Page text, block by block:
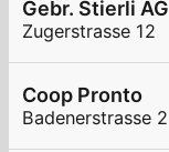
Gebr. Stierli AG
Zugerstrasse 12
Coop Pronto
Badenerstrasse 2